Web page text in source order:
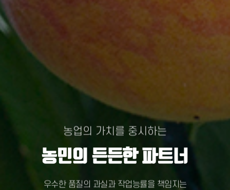
농업의 가치를 중시하는
농민의 든든한 파트너
우수한 품질의 과실과 작업능률을 책임지는